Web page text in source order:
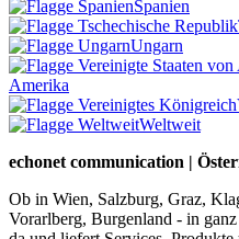
Spanien
Ungarn
Amerika
Weltweit
echonet communication |
Ob in Wien, Salzburg, Graz,
Vorarlberg, Burgenland - in